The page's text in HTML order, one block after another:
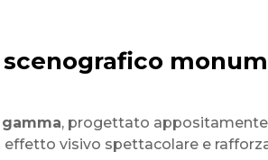
scenografico
, progettato
visivo spettacolare e